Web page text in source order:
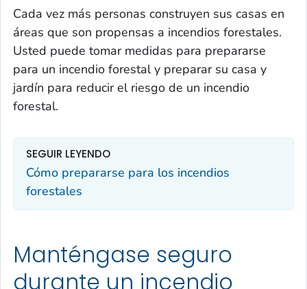
Cada vez más personas construyen sus casas en
áreas que son propensas a incendios forestales.
Usted puede tomar medidas para prepararse
para un incendio forestal y preparar su casa y
jardín para reducir el riesgo de un incendio
forestal.
SEGUIR LEYENDO
Cómo prepararse para los incendios
forestales
Manténgase seguro
durante un incendio